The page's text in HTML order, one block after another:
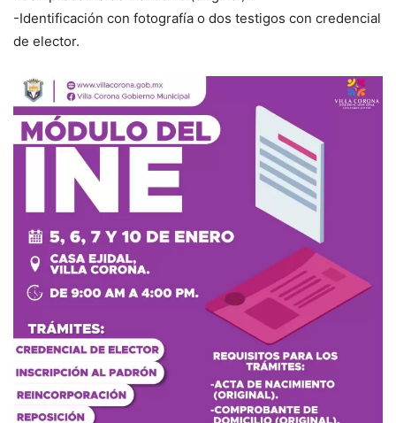
-Identificación con fotografía o dos testigos con credencial
de elector.